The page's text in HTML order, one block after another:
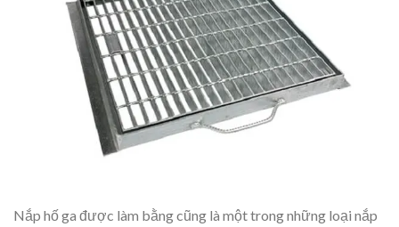
Nắp hố ga được làm bằng cũng là một trong những loại nắp